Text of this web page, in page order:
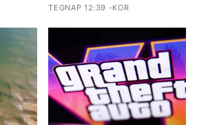
TEGNAP 12:39 -KOR